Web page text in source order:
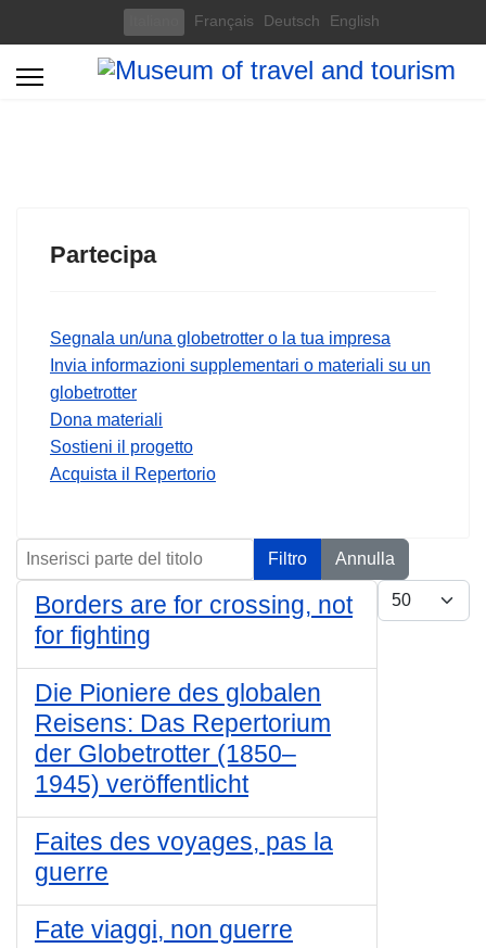
Select your language
Français Deutsch English
Partecipa
Segnala un/una globetrotter o la tua impresa
Invia informazioni supplementari o materiali su un
globetrotter
Dona materiali
Sostieni il progetto
Acquista il Repertorio
Inserisci parte del titolo Filtro
Annulla
Visualizza n.
Borders are for crossing, not
for fighting
Die Pioniere des globalen
Reisens: Das Repertorium
der Globetrotter (1850–
1945) veröffentlicht
Faites des voyages, pas la
guerre
Fate viaggi, non guerre